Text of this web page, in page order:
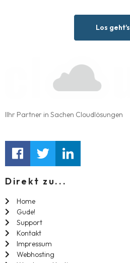
Los geht's
IIhr Partner in Sachen Cloudlösungen
Direkt zu...
Home
Gude!
Support
Kontakt
Impressum
Webhosting